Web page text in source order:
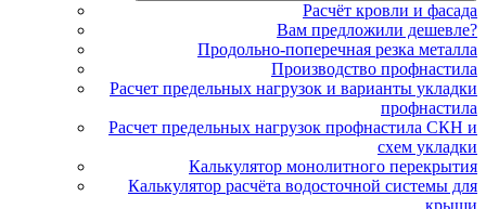
Расчёт кровли и фасада
Вам предложили дешевле?
Продольно-поперечная резка металла
Производство профнастила
Расчет предельных нагрузок и варианты укладки
профнастила
Расчет предельных нагрузок профнастила СКН и
схем укладки
Калькулятор монолитного перекрытия
Калькулятор расчёта водосточной системы для
крыши